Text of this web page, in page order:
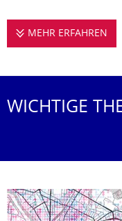
MEHR ERFAHREN
WICHTIGE